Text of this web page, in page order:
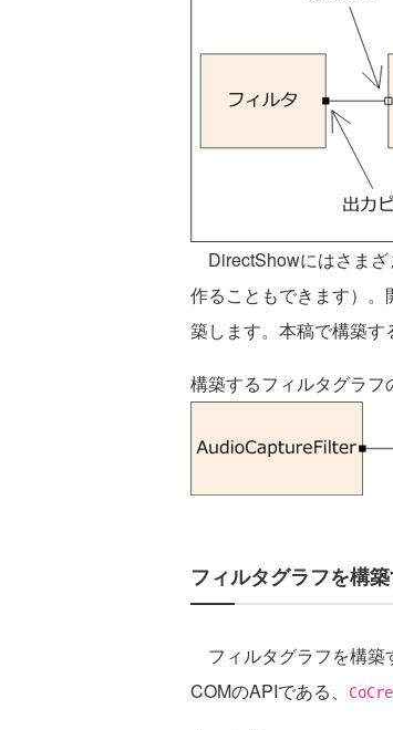
DirectShowにはさまざ
作ることもできます）
築します。本稿で構築す
構築するフィルタグラフ
フィルタグラフを構
フィルタグラフを構築
COMのAPIである、